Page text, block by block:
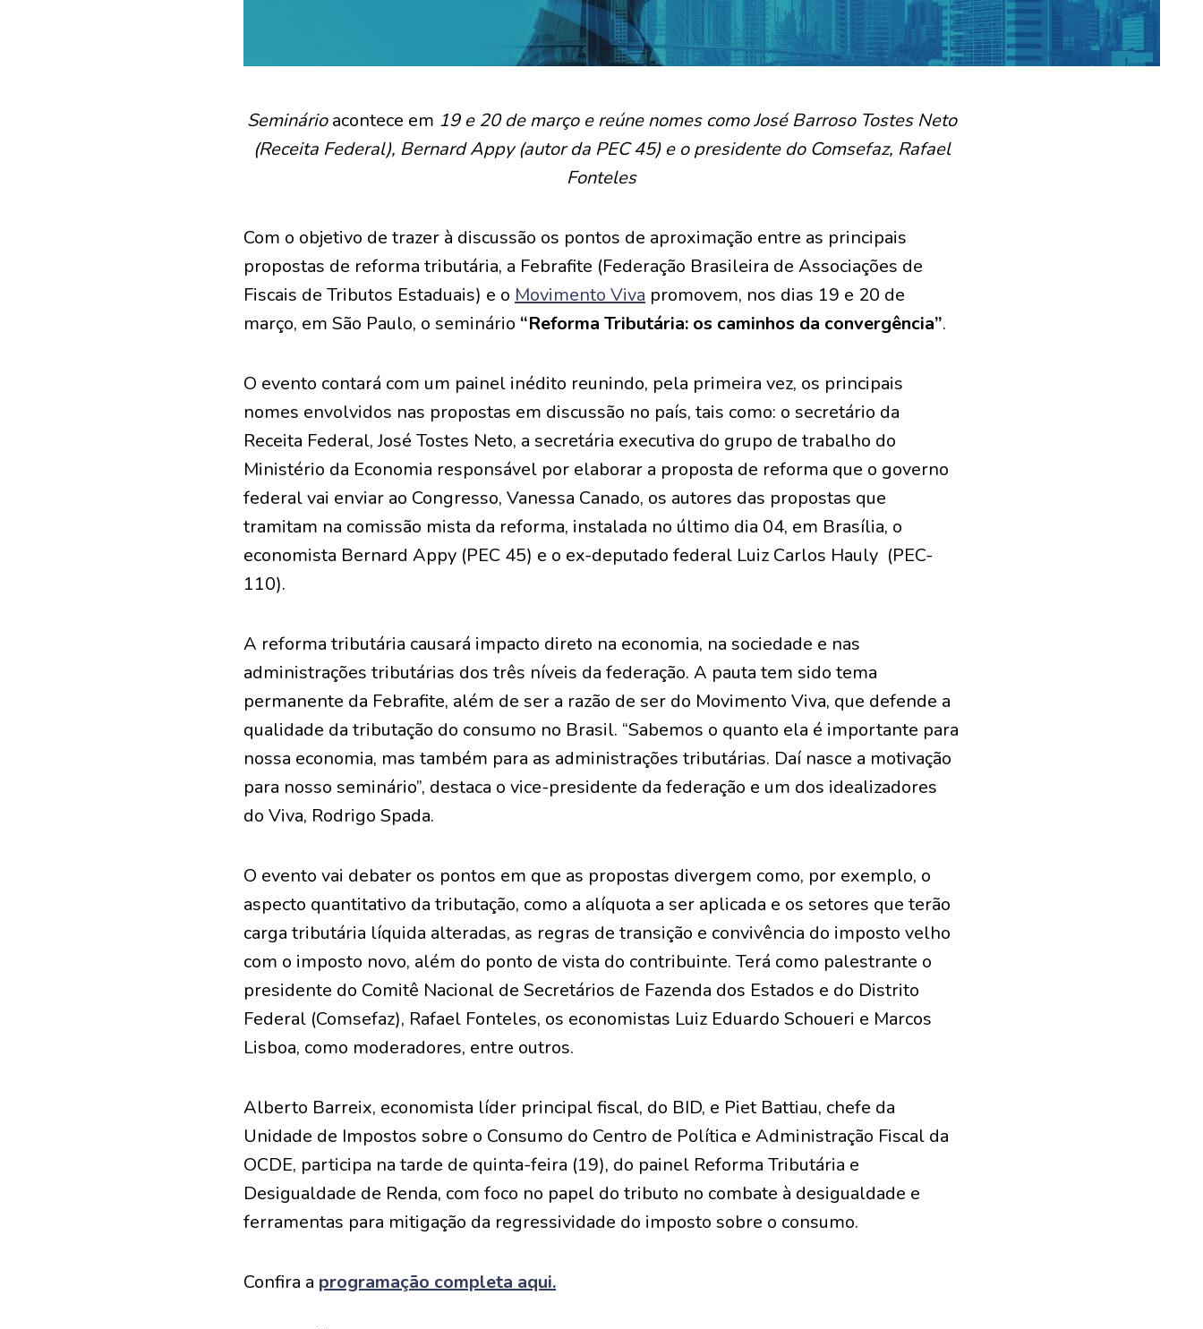
Seminárioacontece em 19 e 20 de março e reúne nomes como José Barroso Tostes Neto
(Receita Federal), Bernard Appy (autor da PEC 45) e o presidente do Comsefaz, Rafael
Fonteles
Com o objetivo de trazer à discussão os pontos de aproximação entre as principais
propostas de reforma tributária, a Febrafite (Federação Brasileira de Associações de
Fiscais de Tributos Estaduais) e o Movimento Viva promovem, nos dias 19 e 20 de
março, em São Paulo, o seminário “Reforma Tributária: os caminhos da convergência”.
O evento contará com um painel inédito reunindo, pela primeira vez, os principais
nomes envolvidos nas propostas em discussão no país, tais como: o secretário da
Receita Federal, José Tostes Neto, a secretária executiva do grupo de trabalho do
Ministério da Economia responsável por elaborar a proposta de reforma que o governo
federal vai enviar ao Congresso, Vanessa Canado, os autores das propostas que
tramitam na comissão mista da reforma, instalada no último dia 04, em Brasília, o
economista Bernard Appy (PEC 45) e o ex-deputado federal Luiz Carlos Hauly (PEC-
110).
A reforma tributária causará impacto direto na economia, na sociedade e nas
administrações tributárias dos três níveis da federação. A pauta tem sido tema
permanente da Febrafite, além de ser a razão de ser do Movimento Viva, que defende a
qualidade da tributação do consumo no Brasil. “Sabemos o quanto ela é importante para
nossa economia, mas também para as administrações tributárias. Daí nasce a motivação
para nosso seminário”, destaca o vice-presidente da federação e um dos idealizadores
do Viva, Rodrigo Spada.
O evento vai debater os pontos em que as propostas divergem como, por exemplo, o
aspecto quantitativo da tributação, como a alíquota a ser aplicada e os setores que terão
carga tributária líquida alteradas, as regras de transição e convivência do imposto velho
com o imposto novo, além do ponto de vista do contribuinte. Terá como palestrante o
presidente do Comitê Nacional de Secretários de Fazenda dos Estados e do Distrito
Federal (Comsefaz), Rafael Fonteles, os economistas Luiz Eduardo Schoueri e Marcos
Lisboa, como moderadores, entre outros.
Alberto Barreix, economista líder principal fiscal, do BID, e Piet Battiau, chefe da
Unidade de Impostos sobre o Consumo do Centro de Política e Administração Fiscal da
OCDE, participa na tarde de quinta-feira (19), do painel Reforma Tributária e
Desigualdade de Renda, com foco no papel do tributo no combate à desigualdade e
ferramentas para mitigação da regressividade do imposto sobre o consumo.
Confira a programação completa aqui.